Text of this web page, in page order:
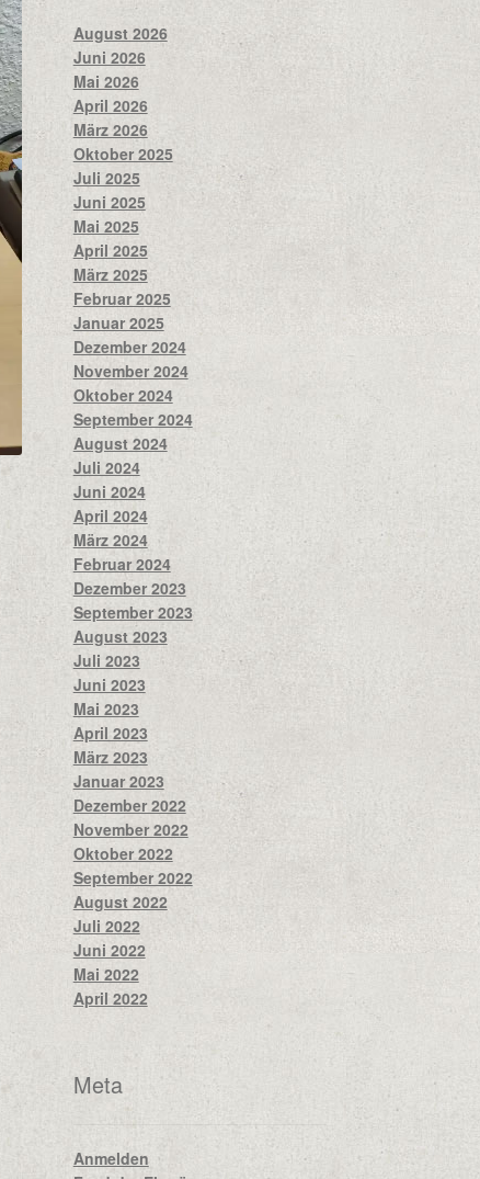
August 2026
Juni 2026
Mai 2026
April 2026
März 2026
Oktober 2025
Juli 2025
Juni 2025
Mai 2025
April 2025
März 2025
Februar 2025
Januar 2025
Dezember 2024
November 2024
Oktober 2024
September 2024
August 2024
Juli 2024
Juni 2024
April 2024
März 2024
Februar 2024
Dezember 2023
September 2023
August 2023
Juli 2023
Juni 2023
Mai 2023
April 2023
März 2023
Januar 2023
Dezember 2022
November 2022
Oktober 2022
September 2022
August 2022
Juli 2022
Juni 2022
Mai 2022
April 2022
Meta
Anmelden